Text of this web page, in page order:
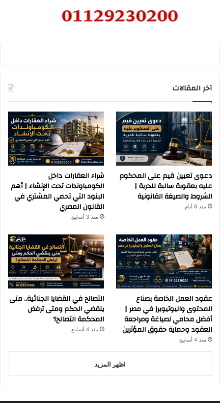
آخر المقالات
دعوى تعيين قيم على المحكوم
عليه بعقوبة سالبة للحرية |
الشروط والصيغة القانونية
منذ 6 أيام
شراء العقارات داخل
الكومباوندات تحت الإنشاء | أهم
البنود التي تحمي المشتري في
القانون المصري
منذ 3 أسابيع
عقود العمل الخاصة بصناع
المحتوى واليوتيوبرز في مصر |
أفضل محامي لصياغة ومراجعة
العقود وحماية حقوق المؤثرين
منذ 4 أسابيع
التصالح في القضايا الجنائية.. متى
ينقضي الحكم ومتى ترفض
المحكمة التصالح؟
منذ 4 أسابيع
اظهر المزيد